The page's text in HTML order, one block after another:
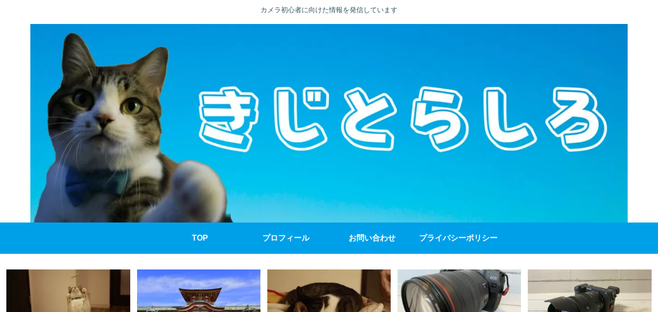
カメラ初心者に向けた情報を発信しています
TOP プロフィール お問い合わせ プライバシーポリシー